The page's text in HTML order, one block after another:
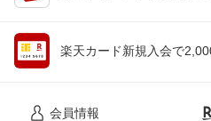
楽天カード新規入会で
会員情報